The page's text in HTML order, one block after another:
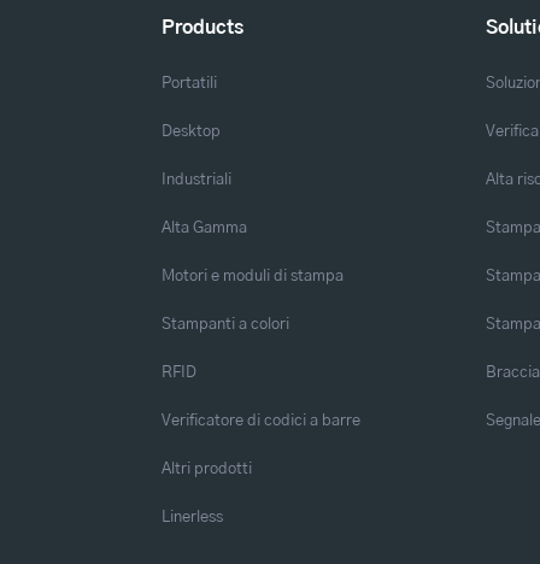
Products
Portatili
Desktop
Industriali
Alta Gamma
Motori e moduli di stampa
Stampanti a colori
RFID
Verificatore di codici a barre
Altri prodotti
Linerless
Alta